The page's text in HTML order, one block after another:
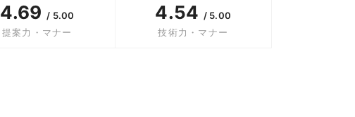
4.69 / 5.00
提案力・マナー
4.54 / 5.00
技術力・マナー